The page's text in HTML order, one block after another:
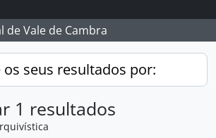
Vale de Cambra
os seus resultados por:
1 resultados